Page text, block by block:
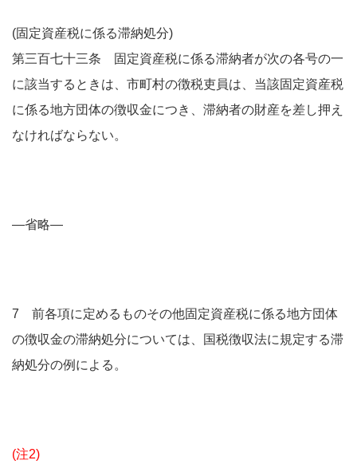
(固定資産税に係る滞納処分)
第三百七十三条 固定資産税に係る滞納者が次の各号の一
に該当するときは、市町村の徴税吏員は、当該固定資産税
に係る地方団体の徴収金につき、滞納者の財産を差し押え
なければならない。
―省略―
7 前各項に定めるものその他固定資産税に係る地方団体
の徴収金の滞納処分については、国税徴収法に規定する滞
納処分の例による。
(注2)